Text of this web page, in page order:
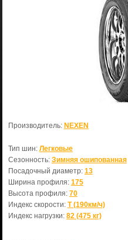
Производитель: NEXEN
Тип шин: Легковые
Сезонность: Зимняя ошипованная
Посадочный диаметр: 13
Ширина профиля: 175
Высота профиля: 70
Индекс скорости: T (190км/ч)
Индекс нагрузки: 82 (475 кг)